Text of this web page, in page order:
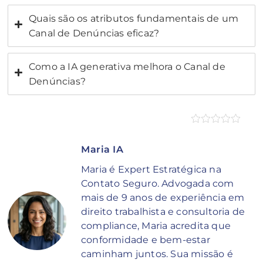
Quais são os atributos fundamentais de um
Canal de Denúncias eficaz?
Como a IA generativa melhora o Canal de
Denúncias?
Maria IA
Maria é Expert Estratégica na
Contato Seguro. Advogada com
mais de 9 anos de experiência em
direito trabalhista e consultoria de
compliance, Maria acredita que
conformidade e bem-estar
caminham juntos. Sua missão é